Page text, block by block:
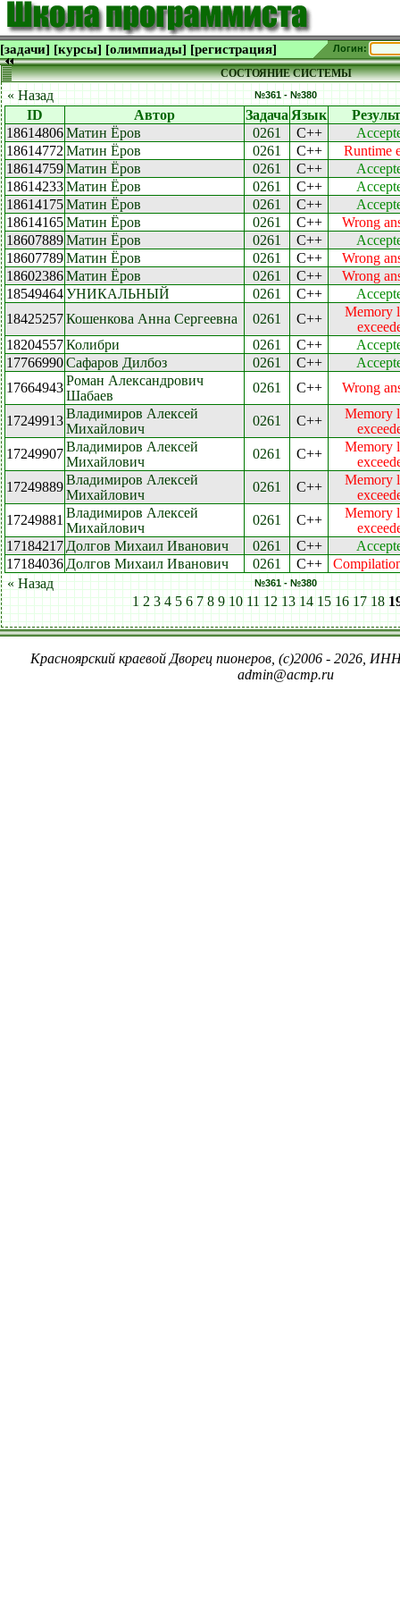
[задачи] [курсы] [олимпиады] [регистрация] Логин:
СОСТОЯНИЕ СИСТЕМЫ
« Назад №361 - №380
ID Автор Задача Язык
18614806Матин Ёров 0261 C++
18614772 Матин Ёров 0261 C++
Runtime
18614759Матин Ёров 0261 C++
18614233Матин Ёров 0261 C++
18614175Матин Ёров 0261 C++
18614165Матин Ёров 0261 C++
Wrong
18607889Матин Ёров 0261 C++
18607789Матин Ёров 0261 C++
Wrong
18602386Матин Ёров 0261 C++
Wrong
18549464УНИКАЛЬНЫЙ 0261 C++
18425257Кошенкова Анна Сергеевна 0261 C++
Memory
18204557Колибри 0261 C++
17766990Сафаров Дилбоз 0261 C++
17664943Роман Александрович
Шабаев
0261 C++ Wrong
17249913Владимиров Алексей
Михайлович
0261 C++
Memory
17249907Владимиров Алексей
Михайлович
0261 C++
Memory
17249889Владимиров Алексей
Михайлович
0261 C++
Memory
17249881 Владимиров Алексей
Михайлович
0261 C++
Memory
17184217 Долгов Михаил Иванович 0261 C++
17184036 Долгов Михаил Иванович 0261 C++
« Назад
№361 - №380
1 2 3 4 5 6 7 8 9 10 11 12 13 14 15 16 17 18
Красноярский краевой Дворец пионеров, (c)2006 - 2026,
admin@acmp.ru